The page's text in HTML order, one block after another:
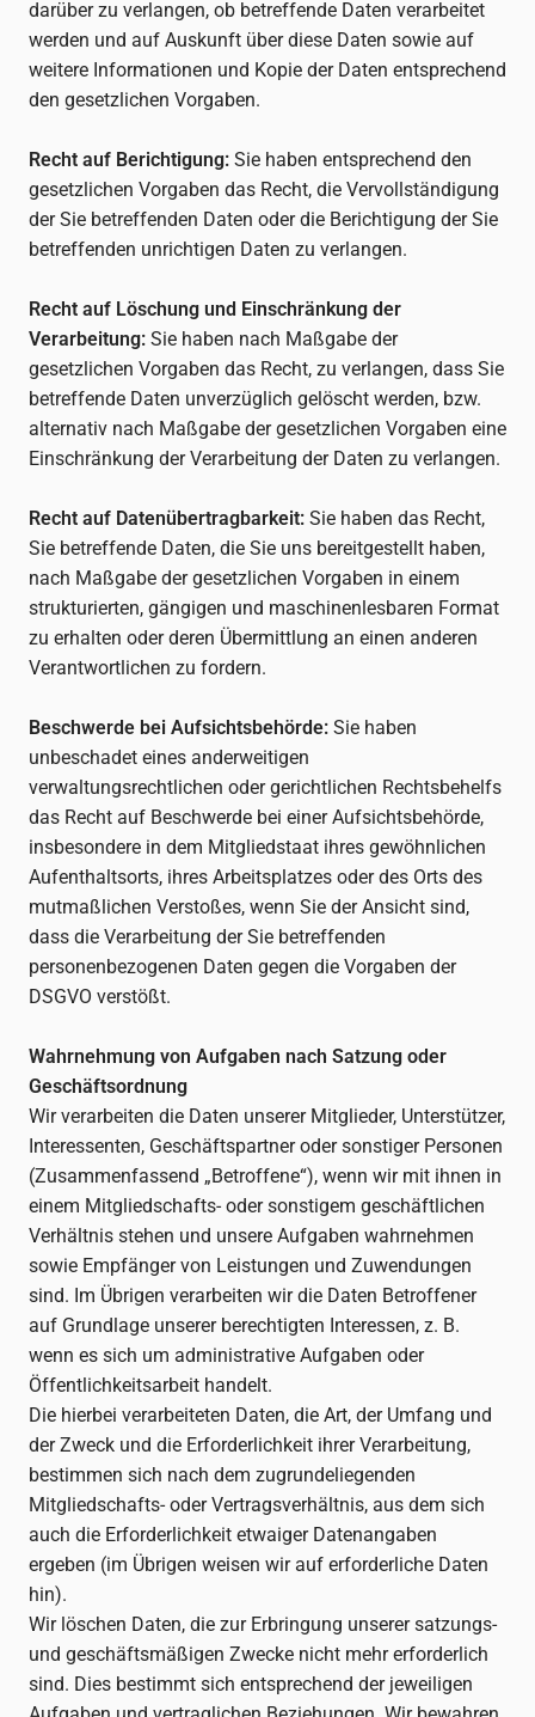
darüber zu verlangen, ob betreffende Daten verarbeitet
werden und auf Auskunft über diese Daten sowie auf
weitere Informationen und Kopie der Daten entsprechend
den gesetzlichen Vorgaben.
Recht auf Berichtigung: Sie haben entsprechend den
gesetzlichen Vorgaben das Recht, die Vervollständigung
der Sie betreffenden Daten oder die Berichtigung der Sie
betreffenden unrichtigen Daten zu verlangen.
Recht auf Löschung und Einschränkung der
Verarbeitung: Sie haben nach Maßgabe der
gesetzlichen Vorgaben das Recht, zu verlangen, dass Sie
betreffende Daten unverzüglich gelöscht werden, bzw.
alternativ nach Maßgabe der gesetzlichen Vorgaben eine
Einschränkung der Verarbeitung der Daten zu verlangen.
Recht auf Datenübertragbarkeit: Sie haben das Recht,
Sie betreffende Daten, die Sie uns bereitgestellt haben,
nach Maßgabe der gesetzlichen Vorgaben in einem
strukturierten, gängigen und maschinenlesbaren Format
zu erhalten oder deren Übermittlung an einen anderen
Verantwortlichen zu fordern.
Beschwerde bei Aufsichtsbehörde: Sie haben
unbeschadet eines anderweitigen
verwaltungsrechtlichen oder gerichtlichen Rechtsbehelfs
das Recht auf Beschwerde bei einer Aufsichtsbehörde,
insbesondere in dem Mitgliedstaat ihres gewöhnlichen
Aufenthaltsorts, ihres Arbeitsplatzes oder des Orts des
mutmaßlichen Verstoßes, wenn Sie der Ansicht sind,
dass die Verarbeitung der Sie betreffenden
personenbezogenen Daten gegen die Vorgaben der
DSGVO verstößt.
Wahrnehmung von Aufgaben nach Satzung oder
Geschäftsordnung
Wir verarbeiten die Daten unserer Mitglieder, Unterstützer,
Interessenten, Geschäftspartner oder sonstiger Personen
(Zusammenfassend „Betroffene“), wenn wir mit ihnen in
einem Mitgliedschafts- oder sonstigem geschäftlichen
Verhältnis stehen und unsere Aufgaben wahrnehmen
sowie Empfänger von Leistungen und Zuwendungen
sind. Im Übrigen verarbeiten wir die Daten Betroffener
auf Grundlage unserer berechtigten Interessen, z. B.
wenn es sich um administrative Aufgaben oder
Öffentlichkeitsarbeit handelt.
Die hierbei verarbeiteten Daten, die Art, der Umfang und
der Zweck und die Erforderlichkeit ihrer Verarbeitung,
bestimmen sich nach dem zugrundeliegenden
Mitgliedschafts- oder Vertragsverhältnis, aus dem sich
auch die Erforderlichkeit etwaiger Datenangaben
ergeben (im Übrigen weisen wir auf erforderliche Daten
hin).
Wir löschen Daten, die zur Erbringung unserer satzungs-
und geschäftsmäßigen Zwecke nicht mehr erforderlich
sind. Dies bestimmt sich entsprechend der jeweiligen